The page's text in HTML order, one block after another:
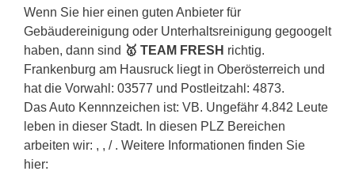
Wenn Sie hier einen guten Anbieter für
Gebäudereinigung oder Unterhaltsreinigung gegoogelt
haben, dann sind 🥇 TEAM FRESH richtig.
Frankenburg am Hausruck liegt in Oberösterreich und
hat die Vorwahl: 03577 und Postleitzahl: 4873.
Das Auto Kennnzeichen ist: VB. Ungefähr 4.842 Leute
leben in dieser Stadt. In diesen PLZ Bereichen
arbeiten wir: , , / . Weitere Informationen finden Sie
hier: